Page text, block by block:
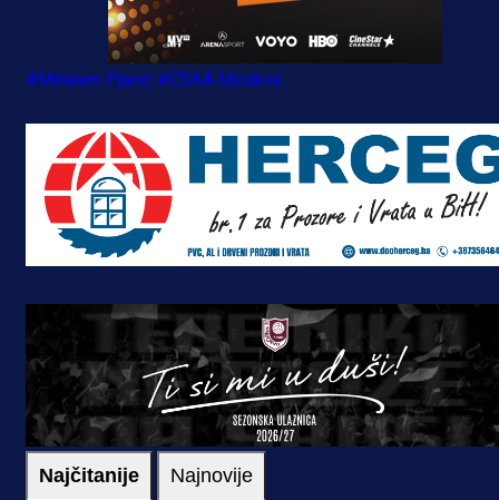
#Miralem Pjanić #CSKA Moskva
Najčitanije Najnovije